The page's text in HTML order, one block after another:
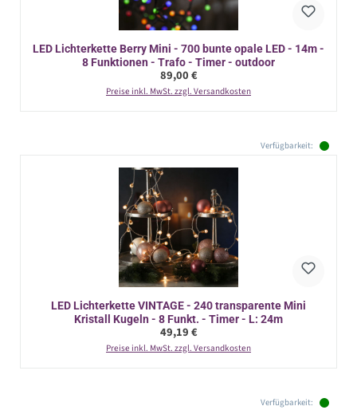
LED Lichterkette Berry Mini - 700 bunte opale LED - 14m -
8 Funktionen - Trafo - Timer - outdoor
Regulärer Preis:
89,00 €
Preise inkl. MwSt. zzgl. Versandkosten
Verfügbarkeit:
LED Lichterkette VINTAGE - 240 transparente Mini
Kristall Kugeln - 8 Funkt. - Timer - L: 24m
Regulärer Preis:
49,19 €
Preise inkl. MwSt. zzgl. Versandkosten
Verfügbarkeit: